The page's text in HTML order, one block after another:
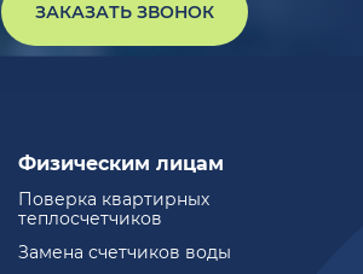
ЗАКАЗАТЬ ЗВОНОК
Физическим лицам
Поверка квартирных
теплосчетчиков
Замена счетчиков воды